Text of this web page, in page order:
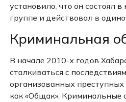
установило, что он состоял в
группе и действовал в
Криминальная
В начале 2010-х годов
сталкиваться с
организованных преступных
как «Общак». Криминальные